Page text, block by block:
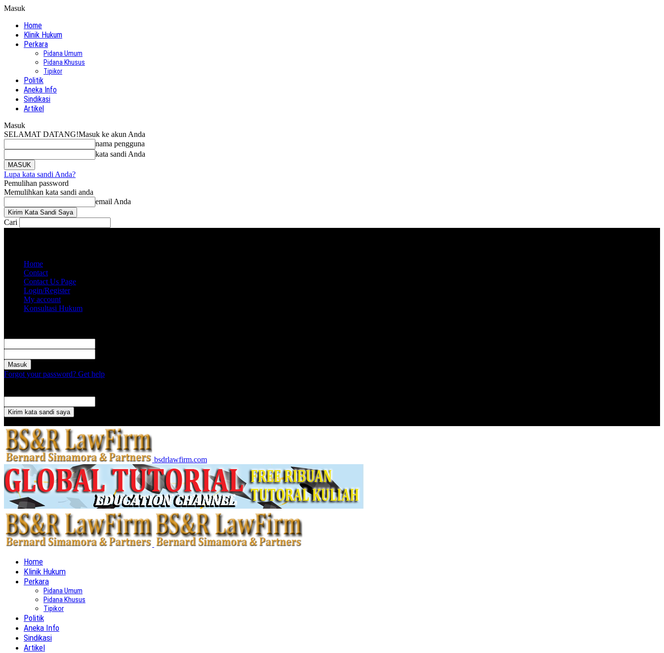
Masuk
Home
Klinik Hukum
Perkara
Pidana Umum
Pidana Khusus
Tipikor
Politik
Aneka Info
Sindikasi
Artikel
Masuk
SELAMAT DATANG!Masuk ke akun Anda
nama pengguna
kata sandi Anda
Lupa kata sandi Anda?
Pemulihan password
Memulihkan kata sandi anda
email Anda
Cari
Home
Contact
Contact Us Page
Login/Register
My account
Konsultasi Hukum
Forgot your password? Get help
bsdrlawfirm.com
Home
Klinik Hukum
Perkara
Pidana Umum
Pidana Khusus
Tipikor
Politik
Aneka Info
Sindikasi
Artikel